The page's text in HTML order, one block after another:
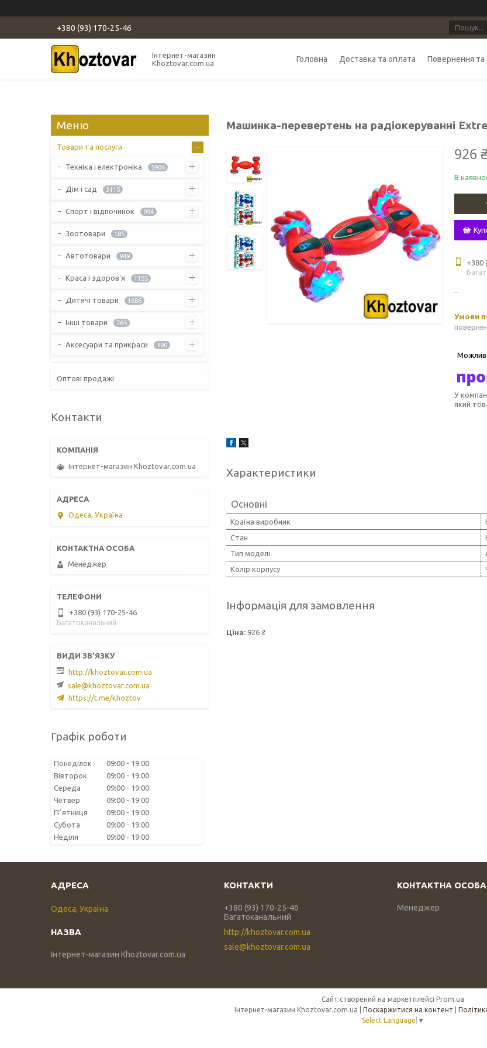
+380 (93) 170-25-46
Інтернет-магазин
Khoztovar.com.ua
Головна Доставка та оплата Повернення та
Машинка-перевертень на радіокеруванні
926
В
+380
У
який
Характеристики
Основні
Країна виробник
Стан
Тип моделі
Колір корпусу
Інформація для замовлення
Ціна: 926 ₴
Товари та послуги
Техніка і електроніка 5906
Дім і сад 3115
Спорт і відпочинок 994
Зоотовари 185
Автотовари 949
Краса і здоров'я 1155
Дитячі товари 1686
Інші товари 765
Аксесуари та прикраси 390
Оптові продажі
Контакти
Інтернет-магазин Khoztovar.com.ua
Одеса, Україна
Менеджер
+380 (93) 170-25-46
Багатоканальний
http://khoztovar.com.ua
sale@khoztovar.com.ua
https://t.me/khoztov
Графік роботи
Понеділок 09:00
19:00
Вівторок
09:00
19:00
Середа
09:00
19:00
Четвер
09:00
19:00
Пʼятниця
09:00
19:00
Субота
09:00
19:00
Неділя
09:00 19:00
Одеса, Україна
Інтернет-магазин Khoztovar.com.ua
+380 (93) 170-25-46
Багатоканальний
http://khoztovar.com.ua
sale@khoztovar.com.ua
Менеджер
Сайт створений на маркетплейсі Prom.ua
Поскаржитися на контент
Select Language ▼